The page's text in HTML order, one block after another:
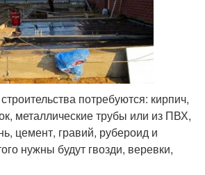
потребуются: кирпич,
металлические трубы или из ПВХ,
цемент, гравий, рубероид и
нужны будут гвозди, веревки,